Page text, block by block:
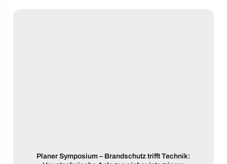
Planer Symposium – Brandschutz trifft Technik: